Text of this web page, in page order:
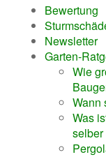
Bewertung
Newsletter
Garten-
Wie
Wann
Was